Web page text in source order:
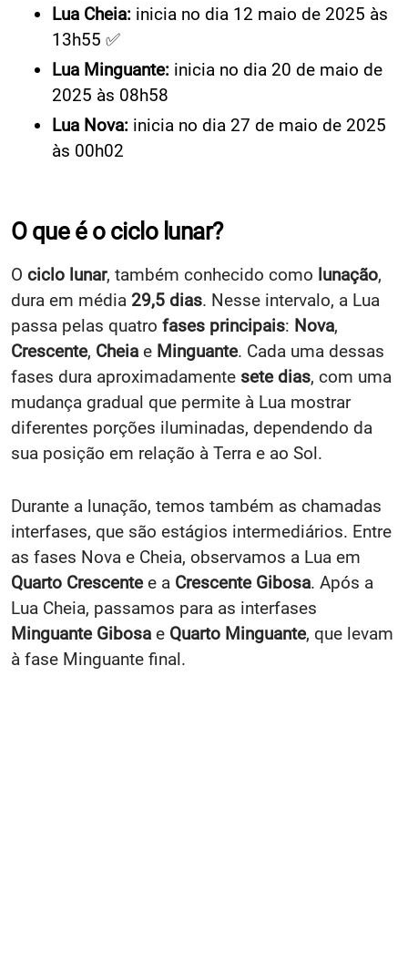
Lua Cheia: inicia no dia 12 maio de 2025 às
13h55 ✅
Lua Minguante: inicia no dia 20 de maio de
2025 às 08h58
Lua Nova: inicia no dia 27 de maio de 2025
às 00h02
O que é o ciclo lunar?
O ciclo lunar, também conhecido como lunação,
dura em média 29,5 dias. Nesse intervalo, a Lua
passa pelas quatro fases principais: Nova,
Crescente, Cheia e Minguante. Cada uma dessas
fases dura aproximadamente sete dias, com uma
mudança gradual que permite à Lua mostrar
diferentes porções iluminadas, dependendo da
sua posição em relação à Terra e ao Sol.
Durante a lunação, temos também as chamadas
interfases, que são estágios intermediários. Entre
as fases Nova e Cheia, observamos a Lua em
Quarto Crescentee a Crescente Gibosa. Após a
Lua Cheia, passamos para as interfases
Minguante Gibosa e Quarto Minguante, que levam
à fase Minguante final.